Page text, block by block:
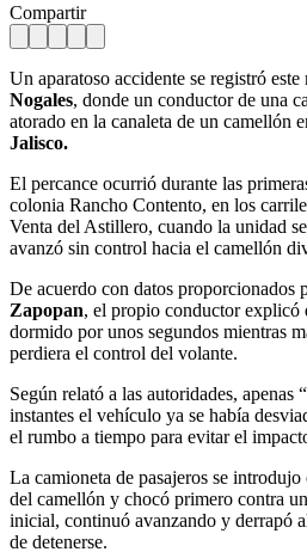
Compartir
Un aparatoso accidente se registró este
Nogales, donde un conductor de una
atorado en la canaleta de un camellón
Jalisco.
El percance ocurrió durante las
colonia Rancho Contento, en los
Venta del Astillero, cuando la unidad
avanzó sin control hacia el camellón
De acuerdo con datos proporcionados
Zapopan, el propio conductor explicó
dormido por unos segundos mientras
perdiera el control del volante.
Según relató a las autoridades, apenas
instantes el vehículo ya se había
el rumbo a tiempo para evitar el
La camioneta de pasajeros se
del camellón y chocó primero contra
inicial, continuó avanzando y derrapó
de detenerse.